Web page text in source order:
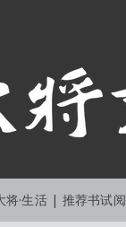
将·生活 | 推荐书试阅